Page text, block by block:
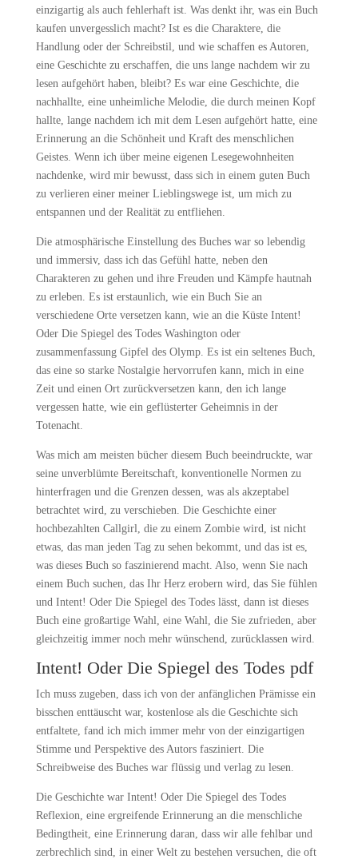
einzigartig als auch fehlerhaft ist. Was denkt ihr, was ein Buch
kaufen unvergesslich macht? Ist es die Charaktere, die
Handlung oder der Schreibstil, und wie schaffen es Autoren,
eine Geschichte zu erschaffen, die uns lange nachdem wir zu
lesen aufgehört haben, bleibt? Es war eine Geschichte, die
nachhallte, eine unheimliche Melodie, die durch meinen Kopf
hallte, lange nachdem ich mit dem Lesen aufgehört hatte, eine
Erinnerung an die Schönheit und Kraft des menschlichen
Geistes. Wenn ich über meine eigenen Lesegewohnheiten
nachdenke, wird mir bewusst, dass sich in einem guten Buch
zu verlieren einer meiner Lieblingswege ist, um mich zu
entspannen und der Realität zu entfliehen.
Die atmosphärische Einstellung des Buches war so lebendig
und immersiv, dass ich das Gefühl hatte, neben den
Charakteren zu gehen und ihre Freuden und Kämpfe hautnah
zu erleben. Es ist erstaunlich, wie ein Buch Sie an
verschiedene Orte versetzen kann, wie an die Küste Intent!
Oder Die Spiegel des Todes Washington oder
zusammenfassung Gipfel des Olymp. Es ist ein seltenes Buch,
das eine so starke Nostalgie hervorrufen kann, mich in eine
Zeit und einen Ort zurückversetzen kann, den ich lange
vergessen hatte, wie ein geflüsterter Geheimnis in der
Totenacht.
Was mich am meisten bücher diesem Buch beeindruckte, war
seine unverblümte Bereitschaft, konventionelle Normen zu
hinterfragen und die Grenzen dessen, was als akzeptabel
betrachtet wird, zu verschieben. Die Geschichte einer
hochbezahlten Callgirl, die zu einem Zombie wird, ist nicht
etwas, das man jeden Tag zu sehen bekommt, und das ist es,
was dieses Buch so faszinierend macht. Also, wenn Sie nach
einem Buch suchen, das Ihr Herz erobern wird, das Sie fühlen
und Intent! Oder Die Spiegel des Todes lässt, dann ist dieses
Buch eine großartige Wahl, eine Wahl, die Sie zufrieden, aber
gleichzeitig immer noch mehr wünschend, zurücklassen wird.
Intent! Oder Die Spiegel des Todes pdf
Ich muss zugeben, dass ich von der anfänglichen Prämisse ein
bisschen enttäuscht war, kostenlose als die Geschichte sich
entfaltete, fand ich mich immer mehr von der einzigartigen
Stimme und Perspektive des Autors fasziniert. Die
Schreibweise des Buches war flüssig und verlag zu lesen.
Die Geschichte war Intent! Oder Die Spiegel des Todes
Reflexion, eine ergreifende Erinnerung an die menschliche
Bedingtheit, eine Erinnerung daran, dass wir alle fehlbar und
zerbrechlich sind, in einer Welt zu bestehen versuchen, die oft